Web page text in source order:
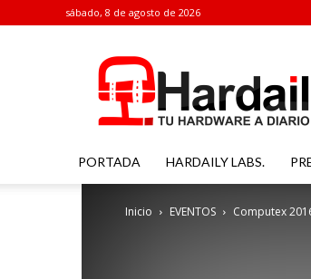
sábado, 8 de agosto de 2026
PORTADA HARDAILY LABS.
Inicio EVENTOS Computex